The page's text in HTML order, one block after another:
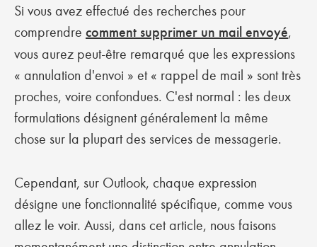
Si vous avez effectué des recherches pour
comprendre comment supprimer un mail envoyé,
vous aurez peut-être remarqué que les expressions
« annulation d'envoi » et « rappel de mail » sont très
proches, voire confondues. C'est normal : les deux
formulations désignent généralement la même
chose sur la plupart des services de messagerie.
Cependant, sur Outlook, chaque expression
désigne une fonctionnalité spécifique, comme vous
allez le voir. Aussi, dans cet article, nous faisons